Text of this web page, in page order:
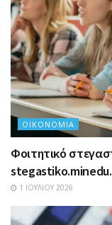
ΟΙΚΟΝΟΜΊΑ
Φοιτητικό
1 ΙΟΥΛΊΟΥ 2026